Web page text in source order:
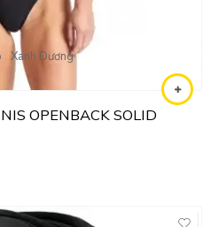
Xanh Dương
OPENBACK SOLID